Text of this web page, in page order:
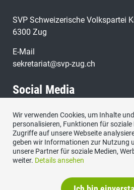
SVP Schweizerische Volkspartei
6300 Zug
E-Mail
sekretariat@svp-zug.ch
Social Media
Besuchen Sie uns bei:
Wir verwenden Cookies, um Inhalte
personalisieren, Funktionen für soziale
Zugriffe auf unsere Webseite
geben wir Informationen zur Nutzung
unsere Partner für soziale Medien,
weiter. Details ansehen